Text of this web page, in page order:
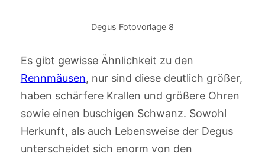
Degus Fotovorlage 8
Es gibt gewisse Ähnlichkeit zu den
Rennmäusen, nur sind diese deutlich größer,
haben schärfere Krallen und größere Ohren
sowie einen buschigen Schwanz. Sowohl
Herkunft, als auch Lebensweise der Degus
unterscheidet sich enorm von den